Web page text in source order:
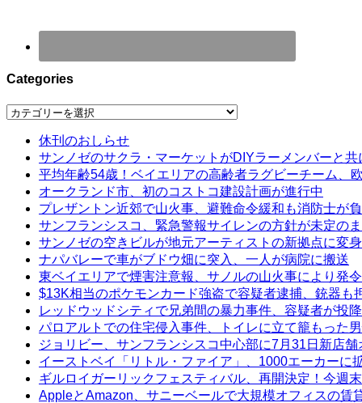
Categories
Categories
休刊のおしらせ
サンノゼのサクラ・マーケットがDIYラーメンバーと共
平均年齢54歳！ベイエリアの高齢者ラグビーチーム、
オークランド市、初のコストコ建設計画が進行中
プレザントン近郊で山火事、避難命令緩和も消防士が
サンフランシスコ、緊急警報サイレンの方針が未定の
サンノゼの空きビルが地元アーティストの新拠点に変身
ナパバレーで車がブドウ畑に突入、一人が病院に搬送
東ベイエリアで煙害注意報、サノルの山火事により発令
$13K相当のポケモンカード強盗で容疑者逮捕、銃器も
レッドウッドシティで兄弟間の暴力事件、容疑者が投降
パロアルトでの住宅侵入事件、トイレに立て籠もった
ジョリビー、サンフランシスコ中心部に7月31日新店舗
イーストベイ「リトル・ファイア」、1000エーカーに
ギルロイガーリックフェスティバル、再開決定！今週
AppleとAmazon、サニーベールで大規模オフィスの賃